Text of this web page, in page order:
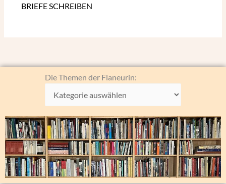
BRIEFE SCHREIBEN
Die Themen der Flaneurin:
Die
der